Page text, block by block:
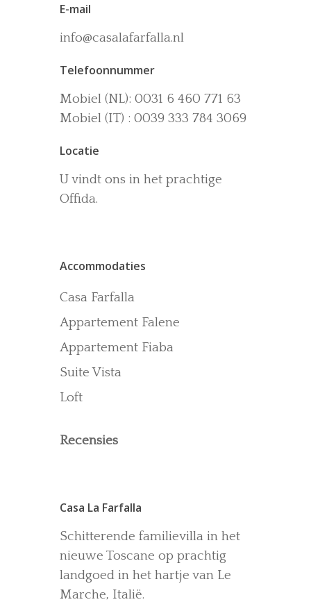
E-mail
info@casalafarfalla.nl
Telefoonnummer
Mobiel (NL): 0031 6 460 771 63
Mobiel (IT) : 0039 333 784 3069
Locatie
U vindt ons in het prachtige
Offida.
Accommodaties
Casa Farfalla
Appartement Falene
Appartement Fiaba
Suite Vista
Loft
Recensies
Casa La Farfalla
Schitterende familievilla in het
nieuwe Toscane op prachtig
landgoed in het hartje van Le
Marche, Italië.
Wijn-en Olijfgaard
Accommodaties